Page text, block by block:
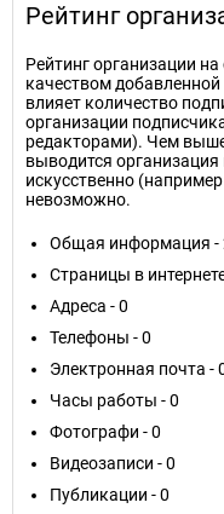
Рейтинг
Рейтинг организации
качеством
влияет количество
организации
редакторами). Чем
выводится организация
искусственно
невозможно.
Общая информация -
Страницы в
Адреса - 0
Телефоны - 0
Электронная почта -
Часы работы - 0
Фотографи - 0
Видеозаписи - 0
Публикации - 0